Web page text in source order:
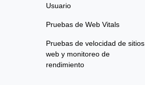
Usuario
Pruebas de Web Vitals
Pruebas de velocidad de sitios
web y monitoreo de
rendimiento